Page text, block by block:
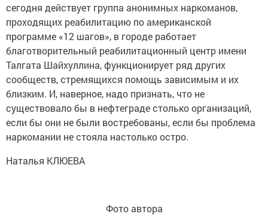
сегодня действует группа анонимных наркоманов,
проходящих реабилитацию по американской
программе «12 шагов», в городе работает
благотворительный реабилитационный центр имени
Талгата Шайхуллина, функционирует ряд других
сообществ, стремящихся помощь зависимым и их
близким. И, наверное, надо признать, что не
существовало бы в нефтеграде столько организаций,
если бы они не были востребованы, если бы проблема
наркомании не стояла настолько остро.
Наталья КЛЮЕВА
Фото автора